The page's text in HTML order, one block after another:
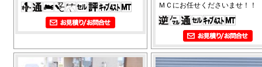
ＭＣにお任せくださいませ！！